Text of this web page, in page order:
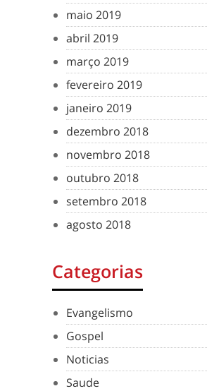
maio 2019
abril 2019
março 2019
fevereiro 2019
janeiro 2019
dezembro 2018
novembro 2018
outubro 2018
setembro 2018
agosto 2018
Categorias
Evangelismo
Gospel
Noticias
Saude